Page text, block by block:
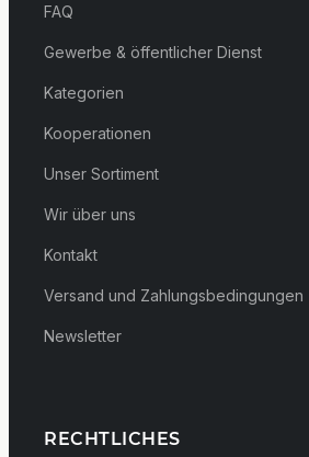
FAQ
Gewerbe & öffentlicher Dienst
Kategorien
Kooperationen
Unser Sortiment
Wir über uns
Kontakt
Versand und Zahlungsbedingungen
Newsletter
RECHTLICHES